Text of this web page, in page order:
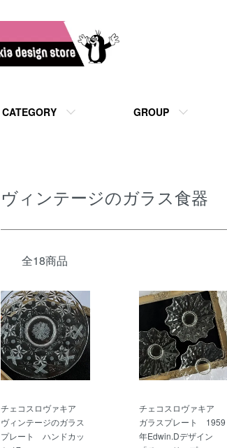
CATEGORY GROUP
ヴィンテージのガラス食器
全18商品
チェコスロヴァキア
ヴィンテージのガラス
プレート ハンドカッ
チェコスロヴァキア
ガラスプレート 1959
年Edwin.Dデザイン